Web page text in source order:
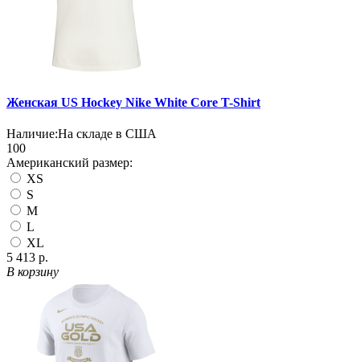
Женская US Hockey Nike White Core T-Shirt
Наличие:На складе в США
100
Американский размер:
XS
S
M
L
XL
5 413 р.
В корзину